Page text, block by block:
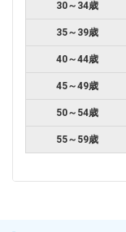
30～34歳
35～39歳
40～44歳
45～49歳
50～54歳
55～59歳